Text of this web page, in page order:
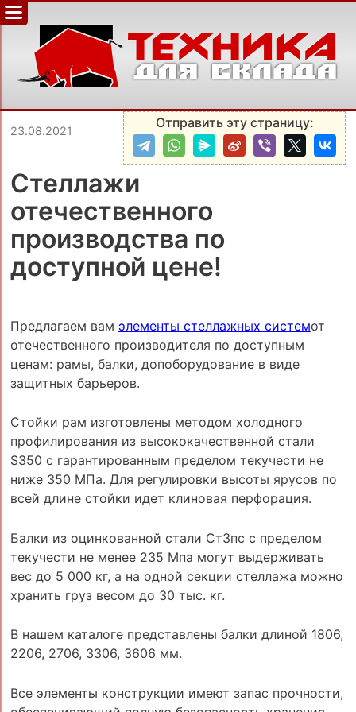
Отправить эту страницу:
23.08.2021
Стеллажи
отечественного
производства по
доступной цене!
Предлагаем вам элементы стеллажных системот
отечественного производителя по доступным
ценам: рамы, балки, допоборудование в виде
защитных барьеров.
Стойки рам изготовлены методом холодного
профилирования из высококачественной стали
S350 c гарантированным пределом текучести не
ниже 350 МПа. Для регулировки высоты ярусов по
всей длине стойки идет клиновая перфорация.
Балки из оцинкованной стали Ст3пс с пределом
текучести не менее 235 Мпа могут выдерживать
вес до 5 000 кг, а на одной секции стеллажа можно
хранить груз весом до 30 тыс. кг.
В нашем каталоге представлены балки длиной 1806,
2206, 2706, 3306, 3606 мм.
Все элементы конструкции имеют запас прочности,